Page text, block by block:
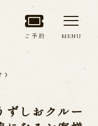
ご予約 MENU
ずしおクルー